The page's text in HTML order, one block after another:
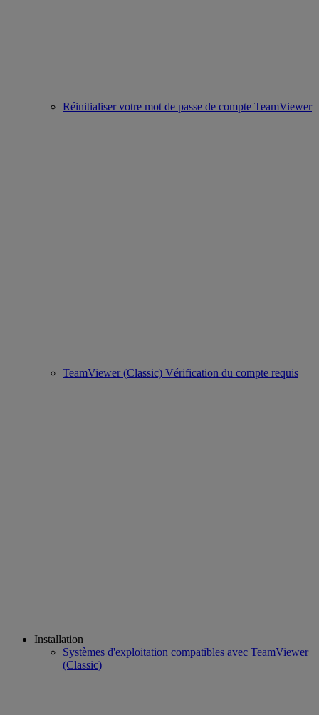
Réinitialiser votre mot de passe de compte TeamViewer
TeamViewer (Classic) Vérification du compte requis
Installation
Systèmes d'exploitation compatibles avec TeamViewer
(Classic)